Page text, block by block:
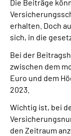
Leichte
Suche
Die Beiträge
erhalten. Doch
sich, in die
Bei der
zwischen dem
Euro und dem
2023.
Wichtig ist, bei
den Zeitraum